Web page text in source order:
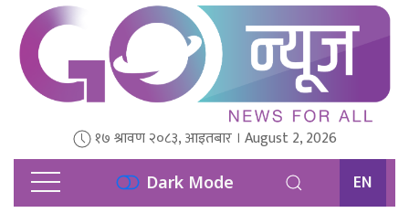
१७ श्रावण २०८३, आइतबार । August 2, 2026
Dark Mode EN